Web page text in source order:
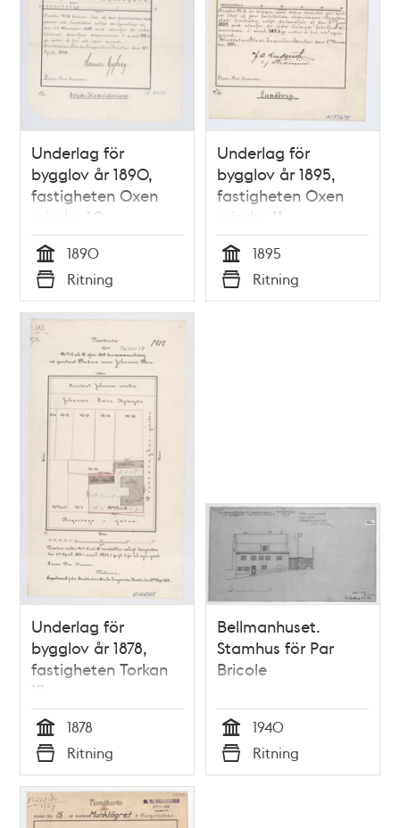
Underlag för
bygglov år 1890,
fastigheten Oxen
mindre 10
Tid
1890
Typ
Ritning
Underlag för
bygglov år 1895,
fastigheten Oxen
mindre 11
Tid
1895
Typ
Ritning
Underlag för
bygglov år 1878,
fastigheten Torkan
17
Tid
1878
Typ
Ritning
Bellmanhuset.
Stamhus för Par
Bricole
Tid
1940
Typ
Ritning